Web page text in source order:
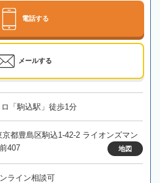
電話する
メールする
「駒込駅」徒歩1分
京都豊島区駒込1-42-2 ライオンズマン
407
地図
ライン相談可